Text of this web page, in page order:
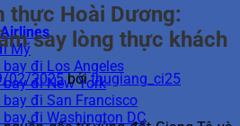
Mỹ
bay đi Los Angeles
bay đi New York
bay đi San Francisco
bay đi Washington DC
thực Hoài Dương:
say lòng thực khách
02/2025 bởithugiang_ci25